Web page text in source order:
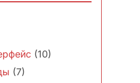
(10)
(7)